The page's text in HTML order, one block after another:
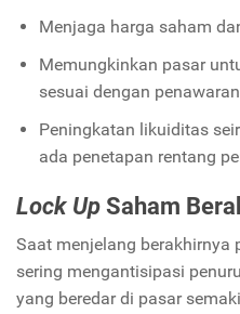
Menjaga harga saham
Memungkinkan pasar
sesuai dengan
Peningkatan likuiditas
ada penetapan rentang
Lock UpSaham
Saat menjelang berakhirnya
sering mengantisipasi
yang beredar di pasar